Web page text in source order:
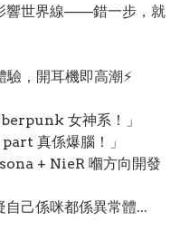
響世界線——錯一步，就
，開耳機即高潮⚡
女神系！」
真係爆腦！」
+ NieR 嗰方向開發
己係咪都係異常體...